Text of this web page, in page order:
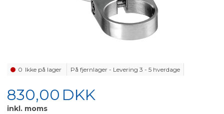
0 Ikke på lager På fjernlager - Levering 3 - 5 hverdage
830,00 DKK
inkl. moms